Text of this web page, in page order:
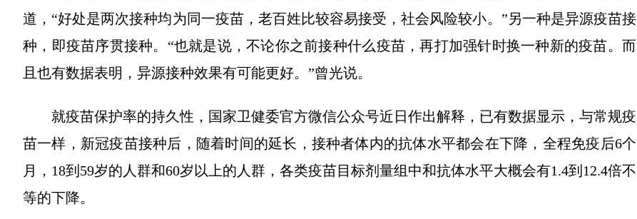
道，“好处是两次接种均为同一疫苗，老百姓比较容易接受，社会风险较小。”另一种是异源疫苗接
种，即疫苗序贯接种。“也就是说，不论你之前接种什么疫苗，再打加强针时换一种新的疫苗。而
且也有数据表明，异源接种效果有可能更好。”曾光说。
就疫苗保护率的持久性，国家卫健委官方微信公众号近日作出解释，已有数据显示，与常规疫
苗一样，新冠疫苗接种后，随着时间的延长，接种者体内的抗体水平都会在下降，全程免疫后6个
月，18到59岁的人群和60岁以上的人群，各类疫苗目标剂量组中和抗体水平大概会有1.4到12.4倍不
等的下降。